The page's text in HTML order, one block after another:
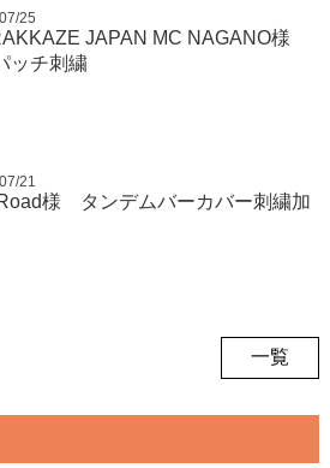
25
JAPAN MC NAGANO様
ッチ刺繍
21
様 タンデムバーカバー刺繍加
一覧